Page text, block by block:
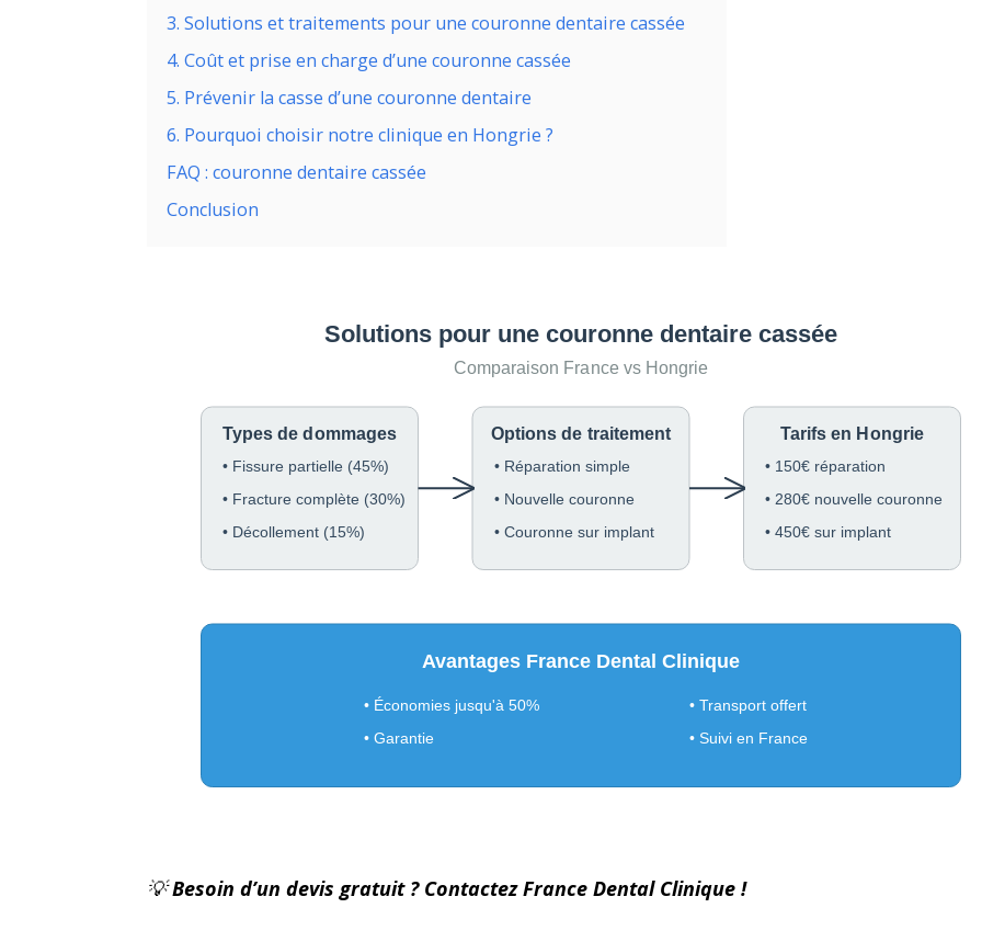
3. Solutions et traitements pour une couronne dentaire cassée
4. Coût et prise en charge d’une couronne cassée
5. Prévenir la casse d’une couronne dentaire
6. Pourquoi choisir notre clinique en Hongrie ?
FAQ : couronne dentaire cassée
Conclusion
Solutions pour une couronne dentaire cassée
Comparaison France vs Hongrie
Types de dommages
• Fissure partielle (45%)
• Fracture complète (30%)
• Décollement (15%)
Options de traitement
• Réparation simple
• Nouvelle couronne
• Couronne sur implant
Tarifs en Hongrie
• 150€ réparation
• 280€ nouvelle couronne
• 450€ sur implant
Avantages France Dental Clinique
• Économies jusqu'à 50%
• Garantie
• Transport offert
• Suivi en France
💡Besoin d’un devis gratuit ? Contactez France Dental Clinique !